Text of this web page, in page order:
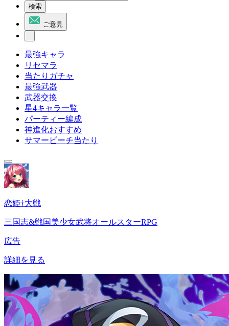
検索
ご意見
最強キャラ
リセマラ
当たりガチャ
最強武器
武器交換
星4キャラ一覧
パーティー編成
神進化おすすめ
サマービーチ当たり
恋姫†大戦
三国志&戦国美少女武将オールスターRPG
広告
詳細を見る